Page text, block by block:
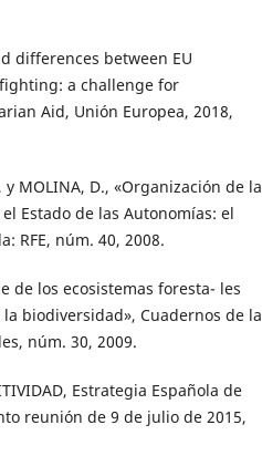
differences between EU
a challenge for
Aid, Unión Europea, 2018,
y MOLINA, D., «Organización de la
Estado de las Autonomías: el
RFE, núm. 40, 2008.
de los ecosistemas foresta- les
biodiversidad», Cuadernos de la
núm. 30, 2009.
Estrategia Española de
reunión de 9 de julio de 2015,